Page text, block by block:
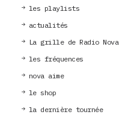
les playlists
actualités
La grille de Radio Nova
les fréquences
nova aime
le shop
la dernière tournée